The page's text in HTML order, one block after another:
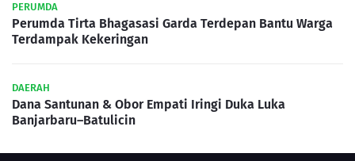
PERUMDA
Perumda Tirta Bhagasasi Garda Terdepan Bantu Warga
Terdampak Kekeringan
DAERAH
Dana Santunan & Obor Empati Iringi Duka Luka
Banjarbaru–Batulicin